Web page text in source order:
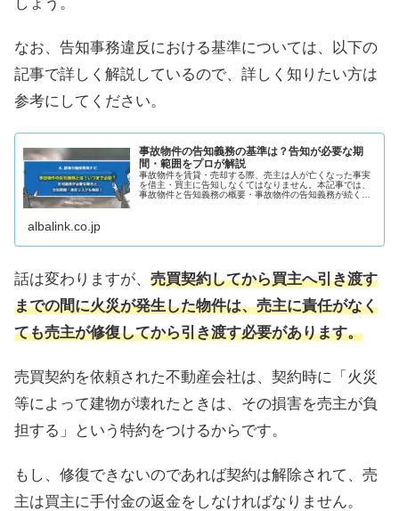
しょう。
なお、告知事務違反における基準については、以下の
記事で詳しく解説しているので、詳しく知りたい方は
参考にしてください。
事故物件の告知義務の基準は？告知が必要な期
間・範囲をプロが解説
事故物件を賃貸・売却する際、売主は人が亡くなった事実
を借主・買主に告知しなくてはなりません。本記事では、
事故物件と告知義務の概要・事故物件の告知義務が続く期
albalink.co.jp
話は変わりますが、 売買契約してから買主へ引き渡す
までの間に火災が発生した物件は、売主に責任がなく
ても売主が修復してから引き渡す必要があります。
売買契約を依頼された不動産会社は、契約時に「火災
等によって建物が壊れたときは、その損害を売主が負
担する」という特約をつけるからです。
もし、修復できないのであれば契約は解除されて、売
主は買主に手付金の返金をしなければなりません。